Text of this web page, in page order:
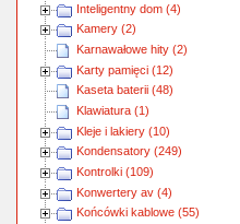
Inteligentny dom (4)
Kamery (2)
Karnawałowe hity (2)
Karty pamięci (12)
Kaseta baterii (48)
Klawiatura (1)
Kleje i lakiery (10)
Kondensatory (249)
Kontrolki (109)
Konwertery av (4)
Końcówki kablowe (55)